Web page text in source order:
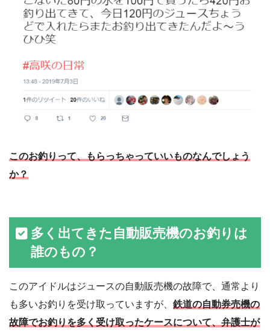
このお釣りって、もらっちゃっていいものなんでしょう
か？
多く出てきた自動販売機のお釣りは
誰のもの？
このアイドルはジュースの自動販売機の故障で、通常より
も多いお釣りを受け取っていますが、 鉄道の自動券売機の
故障でお釣りを多く受け取ったケースについて、弁護士が